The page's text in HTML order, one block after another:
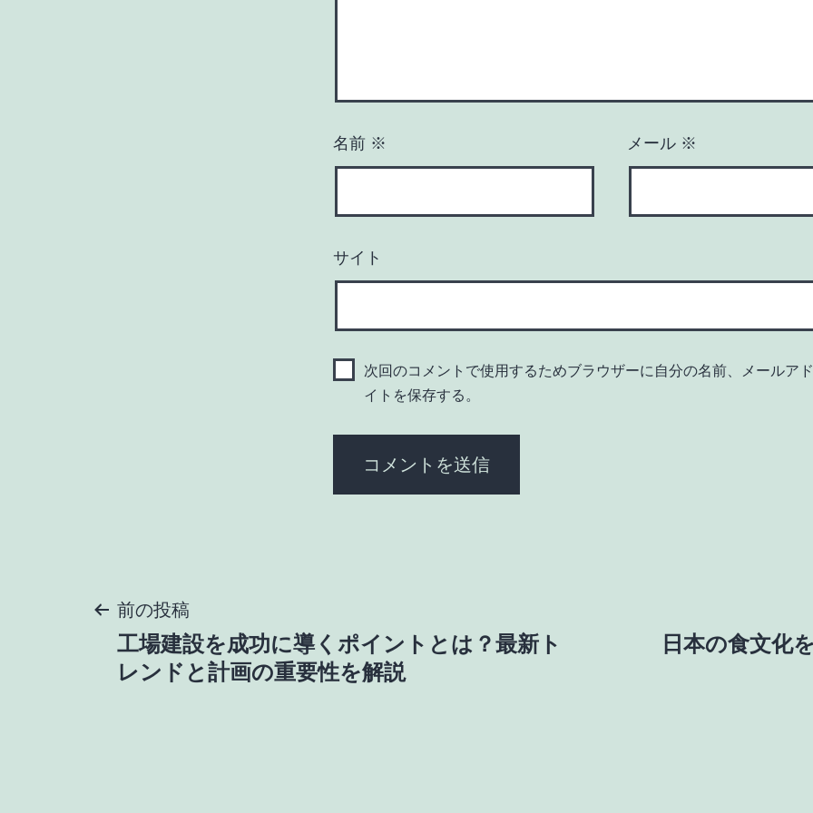
名前 ※ メール ※
サイト
次回のコメントで使用するためブラウザーに自分の名前、メールア
イトを保存する。
投
稿
前の投稿
工場建設を成功に導くポイントとは？最新ト
レンドと計画の重要性を解説
日本の食文化